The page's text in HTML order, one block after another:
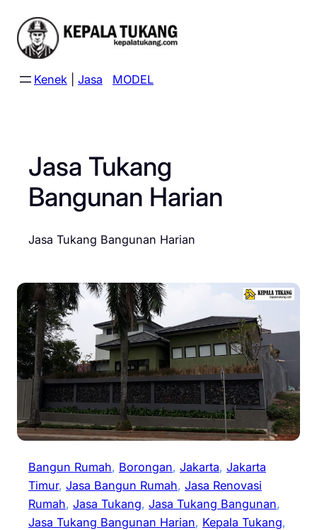
content
Kenek Jasa MODEL
Jasa Tukang
Bangunan Harian
Jasa Tukang Bangunan Harian
Bangun Rumah, Borongan, Jakarta, Jakarta
Timur, Jasa Bangun Rumah, Jasa Renovasi
Rumah, Jasa Tukang, Jasa Tukang Bangunan
Jasa Tukang Bangunan Harian, Kepala Tukang